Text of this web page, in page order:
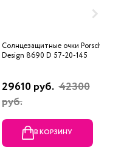
Солнцезащитные очки Porsche
Design 8690 D 57-20-145
29610 руб. 42300
руб.
В КОРЗИНУ